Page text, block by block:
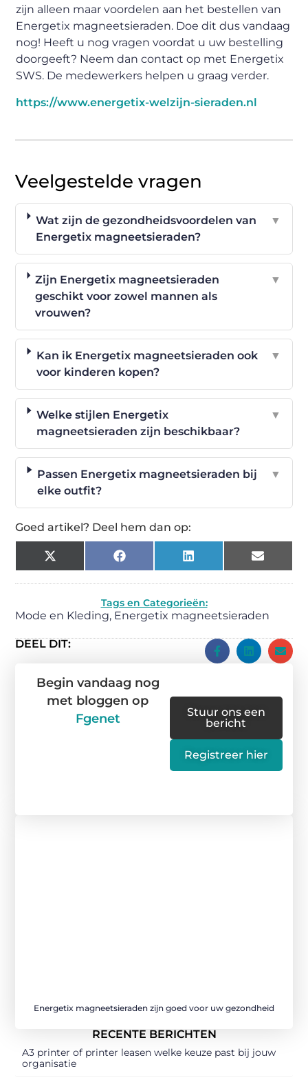
zijn alleen maar voordelen aan het bestellen van
Energetix magneetsieraden. Doe dit dus vandaag
nog! Heeft u nog vragen voordat u uw bestelling
doorgeeft? Neem dan contact op met Energetix
SWS. De medewerkers helpen u graag verder.
https://www.energetix-welzijn-sieraden.nl
Veelgestelde vragen
Wat zijn de gezondheidsvoordelen van
Energetix magneetsieraden?
▼
Zijn Energetix magneetsieraden
geschikt voor zowel mannen als
vrouwen?
▼
Kan ik Energetix magneetsieraden ook
voor kinderen kopen?
▼
Welke stijlen Energetix
magneetsieraden zijn beschikbaar?
▼
Passen Energetix magneetsieraden bij
elke outfit?
▼
Goed artikel? Deel hem dan op:
X
(Twitter)
Facebook LinkedIn Email
Tags en Categorieën:
Mode en Kleding, Energetix magneetsieraden
DEEL DIT:
Energetix magneetsieraden zijn goed voor uw gezondheid
RECENTE BERICHTEN
A3 printer of printer leasen welke keuze past bij jouw
organisatie
Begin vandaag nog
met bloggen op
Fgenet
Stuur ons een
bericht
Registreer hier